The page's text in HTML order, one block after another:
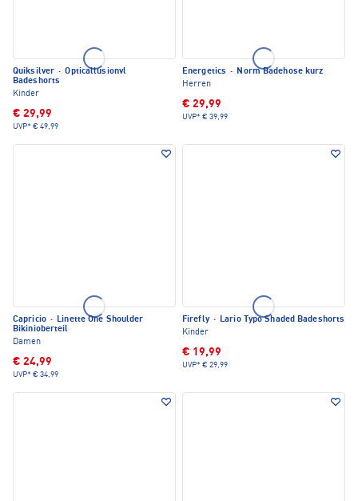
Quiksilver · Opticallusionvl
Badeshorts
Kinder
€ 29,99
UVP* € 49,99
Energetics · Norm Badehose kurz
Herren
€ 29,99
UVP* € 39,99
Capricio · Linette One Shoulder
Bikinioberteil
Damen
€ 24,99
UVP* € 34,99
Firefly · Lario Typo Shaded Badeshorts
Kinder
€ 19,99
UVP* € 29,99